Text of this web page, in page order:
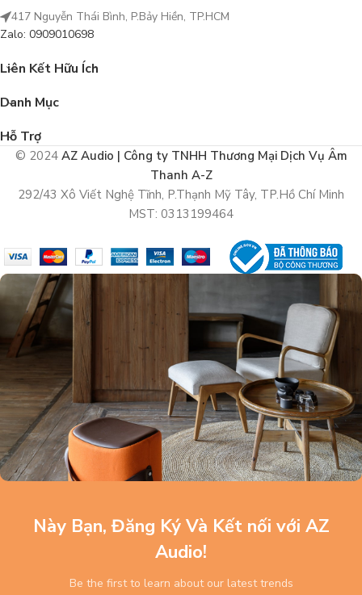
417 Nguyễn Thái Bình, P.Bảy Hiền, TP.HCM
Zalo: 0909010698
Liên Kết Hữu Ích
Danh Mục
Hỗ Trợ
© 2024 AZ Audio | Công ty TNHH Thương Mại Dịch Vụ Âm
Thanh A-Z
292/43 Xô Viết Nghệ Tĩnh, P.Thạnh Mỹ Tây, TP.Hồ Chí Minh
MST: 0313199464
Này Bạn, Đăng Ký Và Kết nối với AZ
Audio!
Be the first to learn about our latest trends